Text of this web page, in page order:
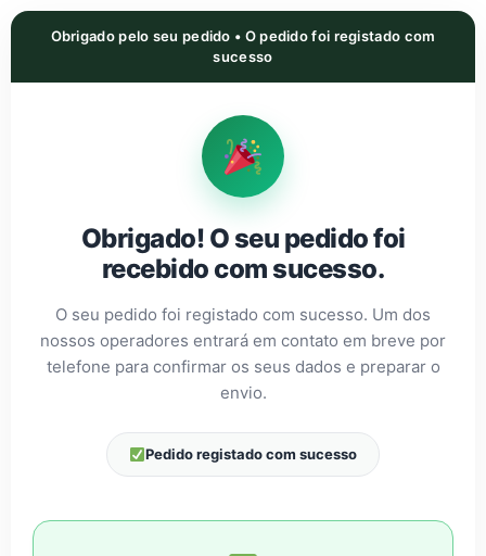
Obrigado pelo seu pedido • O pedido foi registado com
sucesso
Obrigado! O seu pedido foi
recebido com sucesso.
O seu pedido foi registado com sucesso. Um dos
nossos operadores entrará em contato em breve por
telefone para confirmar os seus dados e preparar o
envio.
Pedido registado com sucesso